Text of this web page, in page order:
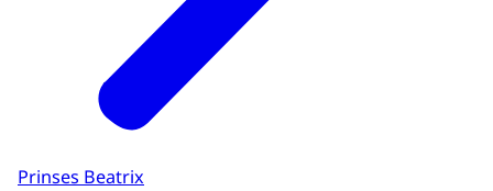
Prinses Beatrix